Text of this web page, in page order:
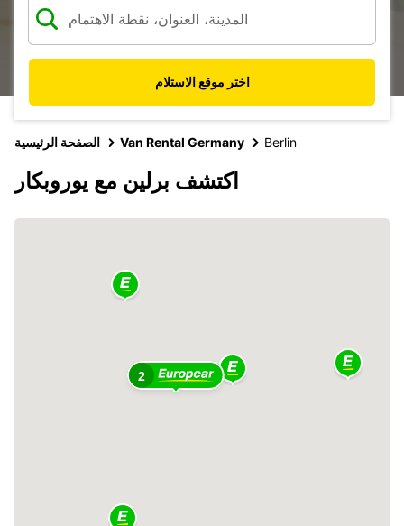
اختر موقع الاستلام
الصفحة الرئيسية Van Rental Germany Berlin
اكتشف برلين مع يوروبكار
2